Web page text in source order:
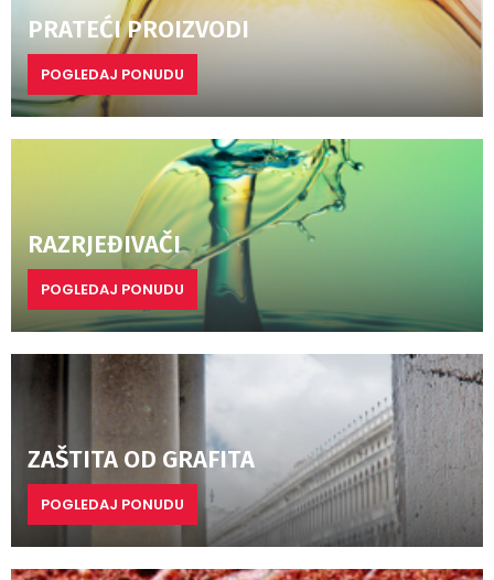
PRATEĆI PROIZVODI
POGLEDAJ PONUDU
RAZRJEĐIVAČI
POGLEDAJ PONUDU
ZAŠTITA OD GRAFITA
POGLEDAJ PONUDU